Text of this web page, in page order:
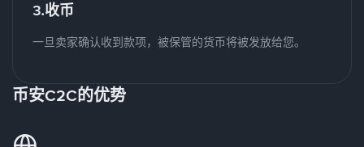
3.收币
一旦卖家确认收到款项，被保管的货币将被发放给您。
币安C2C的优势